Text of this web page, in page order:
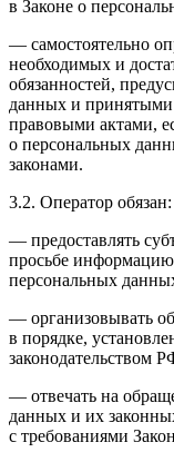
в Законе о
— самостоятельно
необходимых и
обязанностей,
данных и
правовыми актами,
о персональных
законами.
3.2. Оператор обязан:
— предоставлять
просьбе
персональных
— организовывать
в порядке,
законодательством
— отвечать на
данных и их
с требованиями